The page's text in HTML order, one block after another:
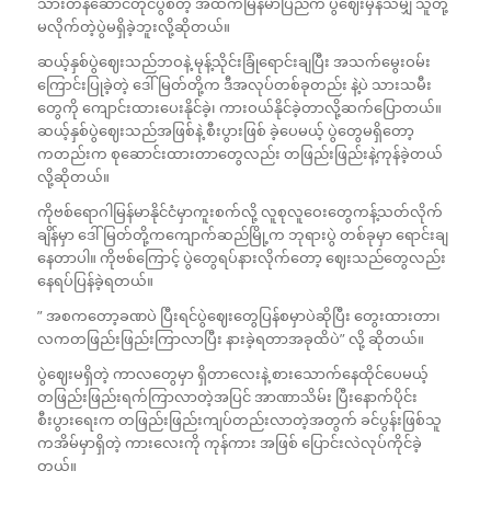
မလိုက်တဲ့ပွဲမရှိခဲ့ဘူးလို့ဆိုတယ်။
ဆယ့်နှစ်ပွဲဈေးသည်ဘဝနဲ့ မုန့်သိုင်းခြုံရောင်းချပြီး အသက်မွေးဝမ်း
ကြောင်းပြုခဲ့တဲ့ ဒေါ်မြတ်တို့က ဒီအလုပ်တစ်ခုတည်း နဲ့ပဲ သားသမီး
တွေကို ကျောင်းထားပေးနိုင်ခဲ့၊ ကားဝယ်နိုင်ခဲ့တာလို့ဆက်ပြောတယ်။
ဆယ့်နှစ်ပွဲဈေးသည်အဖြစ်နဲ့ စီးပွားဖြစ် ခဲ့ပေမယ့် ပွဲတွေမရှိတော့
ကတည်းက စုဆောင်းထားတာတွေလည်း တဖြည်းဖြည်းနဲ့ကုန်ခဲ့တယ်
လို့ဆိုတယ်။
ကိုဗစ်ရောဂါမြန်မာနိုင်ငံမှာကူးစက်လို့ လူစုလူဝေးတွေကန့်သတ်လိုက်
ချိန်မှာ ဒေါ်မြတ်တို့ကကျောက်ဆည်မြို့က ဘုရားပွဲ တစ်ခုမှာ ရောင်းချ
နေတာပါ။ ကိုဗစ်ကြောင့် ပွဲတွေရပ်နားလိုက်တော့ ဈေးသည်တွေလည်း
နေရပ်ပြန်ခဲ့ရတယ်။
” အစကတော့ခဏပဲ ပြီးရင်ပွဲဈေးတွေပြန်စမှာပဲဆိုပြီး တွေးထားတာ၊
လကတဖြည်းဖြည်းကြာလာပြီး နားခဲ့ရတာအခုထိပဲ” လို့ ဆိုတယ်။
ပွဲဈေးမရှိတဲ့ ကာလတွေမှာ ရှိတာလေးနဲ့ စားသောက်နေထိုင်ပေမယ့်
တဖြည်းဖြည်းရက်ကြာလာတဲ့အပြင် အာဏာသိမ်း ပြီးနောက်ပိုင်း
စီးပွားရေးက တဖြည်းဖြည်းကျပ်တည်းလာတဲ့အတွက် ခင်ပွန်းဖြစ်သူ
ကအိမ်မှာရှိတဲ့ ကားလေးကို ကုန်ကား အဖြစ် ပြောင်းလဲလုပ်ကိုင်ခဲ့
တယ်။